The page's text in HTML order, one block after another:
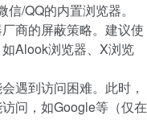
/QQ的内置浏览器。
商的屏蔽策略。建议使
Alook浏览器、X浏览
遇到访问困难。此时，
问，如Google等（仅在